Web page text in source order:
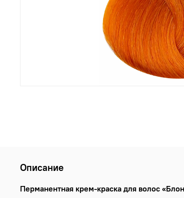
Описание
Перманентная крем-краска для волос